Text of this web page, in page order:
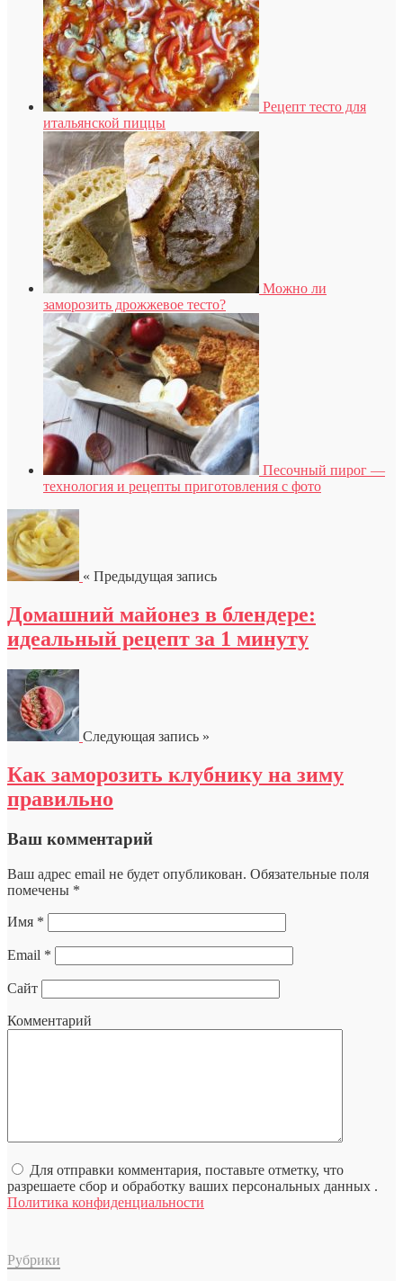
Рецепт тесто для
итальянской пиццы
Можно ли
заморозить дрожжевое тесто?
Песочный пирог —
технология и рецепты приготовления с фото
« Предыдущая запись
Домашний майонез в блендере:
идеальный рецепт за 1 минуту
Следующая запись »
Как заморозить клубнику на зиму
правильно
Ваш комментарий
Ваш адрес email не будет опубликован. Обязательные поля
помечены *
Имя *
Email *
Сайт
Комментарий
Для отправки комментария, поставьте отметку, что
разрешаете сбор и обработку ваших персональных данных .
Политика конфиденциальности
Рубрики